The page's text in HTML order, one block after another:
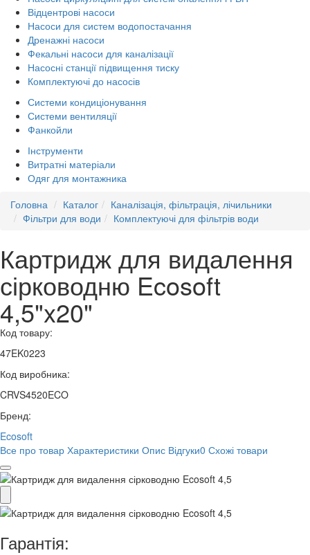
Відцентрові насоси
Насоси для систем водопостачання
Дренажні насоси
Фекальні насоси для каналізації
Насосні станції підвищення тиску
Комплектуючі до насосів
Системи кондиціонування
Системи вентиляції
Фанкойли
Інструменти
Витратні матеріали
Одяг для монтажника
Головна
Каталог
Каналізація, фільтрація, лічильники
Фільтри для води
Комплектуючі для фільтрів води
Картридж для видалення
сірководню Ecosoft
4,5"x20"
Код товару:
47EK0223
Код виробника:
CRVS4520ECO
Бренд:
Ecosoft
Все про товар Характеристики Опис Відгуки0 Схожі товари
Гарантія: